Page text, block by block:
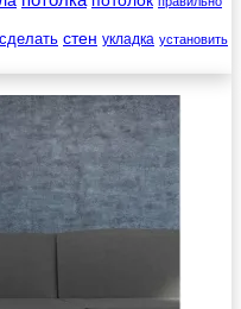
сделать стен укладка установить